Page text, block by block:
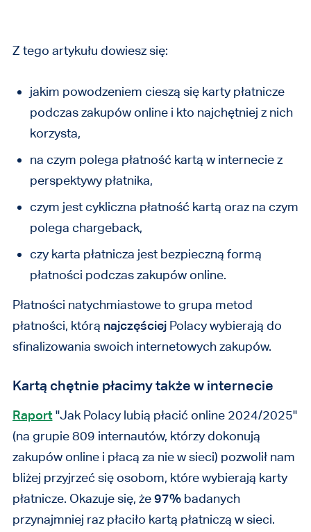
Z tego artykułu dowiesz się:
jakim powodzeniem cieszą się karty płatnicze
podczas zakupów online i kto najchętniej z nich
korzysta,
na czym polega płatność kartą w internecie z
perspektywy płatnika,
czym jest cykliczna płatność kartą oraz na czym
polega chargeback,
czy karta płatnicza jest bezpieczną formą
płatności podczas zakupów online.
Płatności natychmiastowe to grupa metod
płatności, którą najczęściejPolacy wybierają do
sfinalizowania swoich internetowych zakupów.
Kartą chętnie płacimy także w internecie
Raport"Jak Polacy lubią płacić online 2024/2025"
(na grupie 809 internautów, którzy dokonują
zakupów online i płacą za nie w sieci) pozwolił nam
bliżej przyjrzeć się osobom, które wybierają karty
płatnicze. Okazuje się, że97%badanych
przynajmniej raz płaciło kartą płatniczą w sieci.